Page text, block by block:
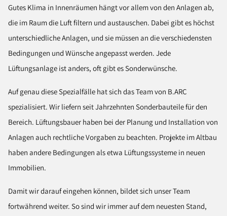
Gutes Klima in Innenräumen hängt vor allem von den Anlagen ab,
die im Raum die Luft filtern und austauschen. Dabei gibt es höchst
unterschiedliche Anlagen, und sie müssen an die verschiedensten
Bedingungen und Wünsche angepasst werden. Jede
Lüftungsanlage ist anders, oft gibt es Sonderwünsche.
Auf genau diese Spezialfälle hat sich das Team von B.ARC
spezialisiert. Wir liefern seit Jahrzehnten Sonderbauteile für den
Bereich. Lüftungsbauer haben bei der Planung und Installation von
Anlagen auch rechtliche Vorgaben zu beachten. Projekte im Altbau
haben andere Bedingungen als etwa Lüftungssysteme in neuen
Immobilien.
Damit wir darauf eingehen können, bildet sich unser Team
fortwährend weiter. So sind wir immer auf dem neuesten Stand,